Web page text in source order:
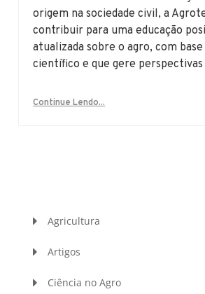
origem na sociedade civil, a
contribuir para uma educação
atualizada sobre o agro, com
científico e que gere
Continue Lendo...
Agricultura
Artigos
Ciência no Agro